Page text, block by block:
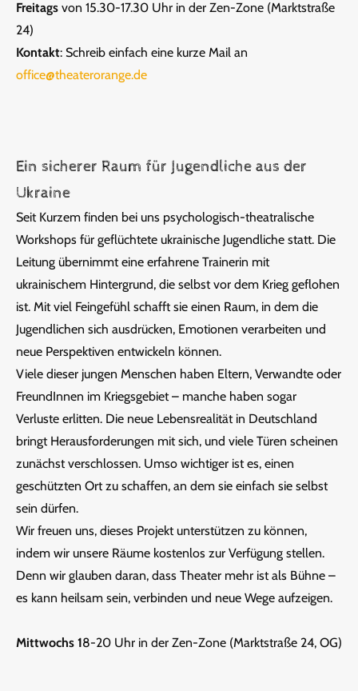
Freitags von 15.30-17.30 Uhr in der Zen-Zone (Marktstraße
24)
Kontakt: Schreib einfach eine kurze Mail an
office@theaterorange.de
Ein sicherer Raum für Jugendliche aus der
Ukraine
Seit Kurzem finden bei uns psychologisch-theatralische
Workshops für geflüchtete ukrainische Jugendliche statt. Die
Leitung übernimmt eine erfahrene Trainerin mit
ukrainischem Hintergrund, die selbst vor dem Krieg geflohen
ist. Mit viel Feingefühl schafft sie einen Raum, in dem die
Jugendlichen sich ausdrücken, Emotionen verarbeiten und
neue Perspektiven entwickeln können.
Viele dieser jungen Menschen haben Eltern, Verwandte oder
FreundInnen im Kriegsgebiet – manche haben sogar
Verluste erlitten. Die neue Lebensrealität in Deutschland
bringt Herausforderungen mit sich, und viele Türen scheinen
zunächst verschlossen. Umso wichtiger ist es, einen
geschützten Ort zu schaffen, an dem sie einfach sie selbst
sein dürfen.
Wir freuen uns, dieses Projekt unterstützen zu können,
indem wir unsere Räume kostenlos zur Verfügung stellen.
Denn wir glauben daran, dass Theater mehr ist als Bühne –
es kann heilsam sein, verbinden und neue Wege aufzeigen.
Mittwochs 18-20 Uhr in der Zen-Zone (Marktstraße 24, OG)